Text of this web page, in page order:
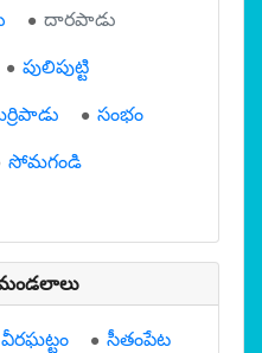
దారపాడు
పులిపుట్టి
సంభం
సోమగండి
వీరఘట్టం సీతంపేట